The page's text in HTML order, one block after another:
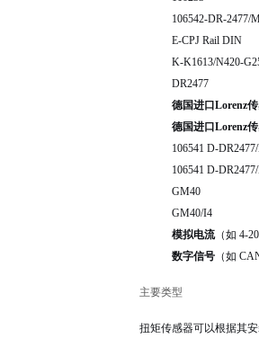
106542-DR-2477/
E-CPJ Rail DIN
K-K1613/N420-
DR2477
德国进口Lorenz
德国进口Lorenz
106541 D-
106541 D-
GM40
GM40/I4
模拟电流（如 4-
数字信号 （如
主要类型
扭矩传感器可以根据其